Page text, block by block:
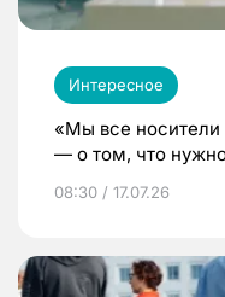
Интересное
«Мы все носители
— о том, что
08:30 / 17.07.26